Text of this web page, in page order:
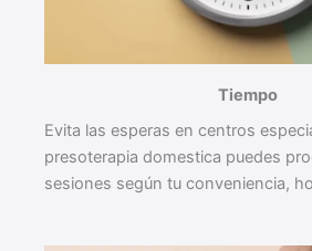
Tiempo
Evita las esperas en centros
presoterapia domestica puedes
sesiones según tu conveniencia,